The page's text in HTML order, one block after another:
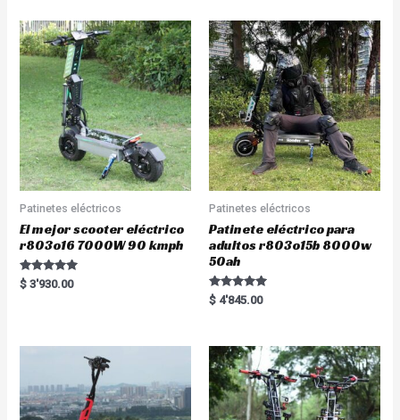
Patinetes eléctricos
El mejor scooter eléctrico
r803o16 7000W 90 kmph
Rated
5.00
$ 3'930.00
Patinetes eléctricos
Patinete eléctrico para
adultos r803o15b 8000w
50ah
Rated
5.00
$ 4'845.00